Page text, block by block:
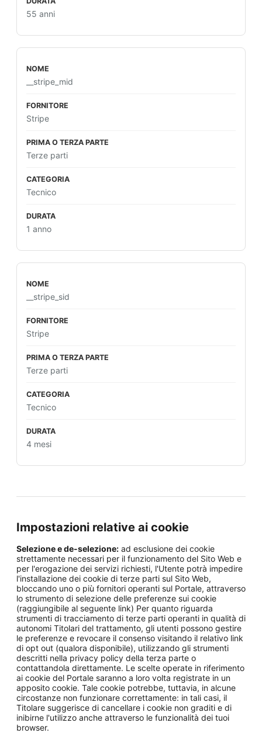
55 anni
__stripe_mid
Stripe
Terze parti
Tecnico
1 anno
__stripe_sid
Stripe
Terze parti
Tecnico
4 mesi
Impostazioni relative ai cookie
Selezione e de-selezione: ad esclusione dei cookie
strettamente necessari per il funzionamento del Sito Web e
per l'erogazione dei servizi richiesti, l'Utente potrà impedire
l'installazione dei cookie di terze parti sul Sito Web,
bloccando uno o più fornitori operanti sul Portale, attraverso
lo strumento di selezione delle preferenze sui cookie
(raggiungibile al seguente link) Per quanto riguarda
strumenti di tracciamento di terze parti operanti in qualità di
autonomi Titolari del trattamento, gli utenti possono gestire
le preferenze e revocare il consenso visitando il relativo link
di opt out (qualora disponibile), utilizzando gli strumenti
descritti nella privacy policy della terza parte o
contattandola direttamente. Le scelte operate in riferimento
ai cookie del Portale saranno a loro volta registrate in un
apposito cookie. Tale cookie potrebbe, tuttavia, in alcune
circostanze non funzionare correttamente: in tali casi, il
Titolare suggerisce di cancellare i cookie non graditi e di
inibirne l'utilizzo anche attraverso le funzionalità dei tuoi
browser.